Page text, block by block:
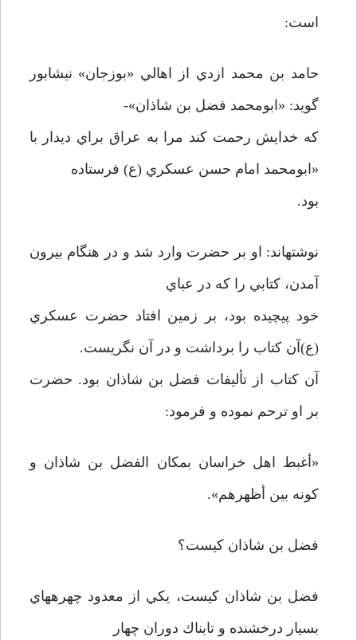
است:
حامد بن محمد ازدي از اهالي «بوزجان» نيشابور
گويد: «ابومحمد فضل بن شاذان»-
كه خدايش رحمت كند مرا به عراق براي ديدار با
«ابومحمد امام حسن عسكري (ع) فرستاده
بود.
نوشته­اند: او بر حضرت وارد شد و در هنگام بيرون
آمدن، كتابي را كه در عباي
خود پيچيده بود، بر زمين افتاد حضرت عسكري
(ع)آن كتاب را برداشت و در آن نگريست.
آن كتاب از تأليفات فضل بن شاذان بود. حضرت
بر او ترحم نموده و فرمود:
«أغبط اهل خراسان بمكان الفضل بن شاذان و
كونه بين أظهرهم».
فضل بن شاذان كيست؟
فضل بن شاذان كيست، يكي از معدود چهره­هاي
بسيار درخشنده و تابناك دوران چهار